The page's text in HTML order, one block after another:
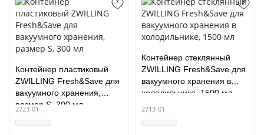
Контейнер пластиковый
ZWILLING Fresh&Save для
вакуумного хранения,
размер S, 300 мл
2723-01
Контейнер стеклянный
ZWILLING Fresh&Save для
вакуумного хранения в
холодильнике, 1500 мл
2713-01